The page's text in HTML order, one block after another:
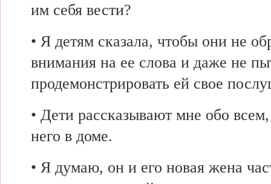
им себя вести?
• Я детям сказала, чтобы они не
внимания на ее слова и даже не
продемонстрировать ей свое
• Дети рассказывают мне обо
него в доме.
• Я думаю, он и его новая жена